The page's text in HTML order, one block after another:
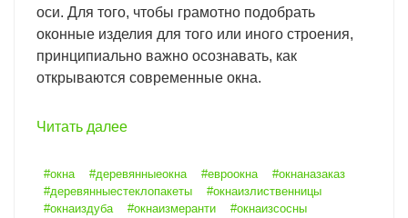
оси. Для того, чтобы грамотно подобрать
оконные изделия для того или иного строения,
принципиально важно осознавать, как
открываются современные окна.
Читать далее
#окна #деревянныеокна #евроокна
#окнаназаказ
#деревянныестеклопакеты
#окнаизлиственницы
#окнаиздуба
#окнаизмеранти
#окнаизсосны